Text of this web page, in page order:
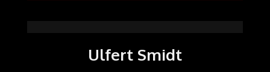
Ulfert Smidt